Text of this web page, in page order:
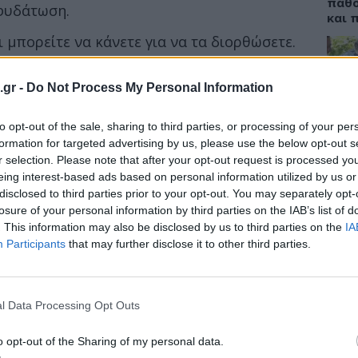
- Do Not Process My Personal Information
opt-out of the sale, sharing to third parties, or processing of your
for targeted advertising by us, please use the below opt-out
selection. Please note that after your opt-out request is processed
interest-based ads based on personal information utilized by us
to third parties prior to your opt-out. You may separately
of your personal information by third parties on the IAB’s list of
This information may also be disclosed by us to third parties on the
Participants that may further disclose it to other third parties.
Data Processing Opt Outs
opt-out of the Sharing of my personal data.
μπορείτε να κάνετε για να τα διορθώσετε.
νερό
οργανισμός σας για να σας ενημερώσει
Η αφυδάτωση μπορεί να είναι
διότι η αίσθηση της δίψας φθίνει με
και